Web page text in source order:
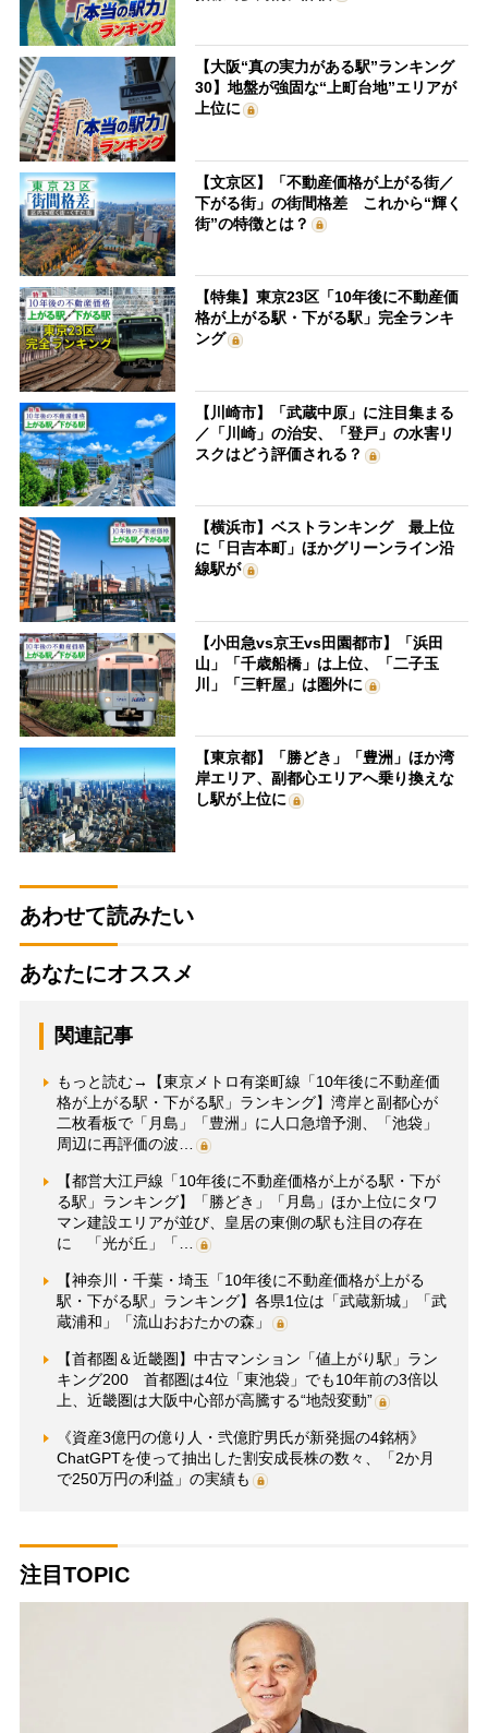
【大阪“真の実力がある駅”ランキング
30】地盤が強固な“上町台地”エリアが
上位に
【文京区】「不動産価格が上がる街／
下がる街」の街間格差 これから“輝く
街”の特徴とは？
【特集】東京23区「10年後に不動産価
格が上がる駅・下がる駅」完全ランキ
ング
【川崎市】「武蔵中原」に注目集まる
／「川崎」の治安、「登戸」の水害リ
スクはどう評価される？
【横浜市】ベストランキング 最上位
に「日吉本町」ほかグリーンライン沿
線駅が
【小田急vs京王vs田園都市】「浜田
山」「千歳船橋」は上位、「二子玉
川」「三軒屋」は圏外に
【東京都】「勝どき」「豊洲」ほか湾
岸エリア、副都心エリアへ乗り換えな
し駅が上位に
あわせて読みたい
あなたにオススメ
関連記事
もっと読む→【東京メトロ有楽町線「10年後に不動産価
格が上がる駅・下がる駅」ランキング】湾岸と副都心が
二枚看板で「月島」「豊洲」に人口急増予測、「池袋」
周辺に再評価の波…
【都営大江戸線「10年後に不動産価格が上がる駅・下が
る駅」ランキング】「勝どき」「月島」ほか上位にタワ
マン建設エリアが並び、皇居の東側の駅も注目の存在
に 「光が丘」「…
【神奈川・千葉・埼玉「10年後に不動産価格が上がる
駅・下がる駅」ランキング】各県1位は「武蔵新城」「武
蔵浦和」「流山おおたかの森」
【首都圏＆近畿圏】中古マンション「値上がり駅」ラン
キング200 首都圏は4位「東池袋」でも10年前の3倍以
上、近畿圏は大阪中心部が高騰する“地殻変動”
《資産3億円の億り人・弐億貯男氏が新発掘の4銘柄》
ChatGPTを使って抽出した割安成長株の数々、「2か月
で250万円の利益」の実績も
注目TOPIC